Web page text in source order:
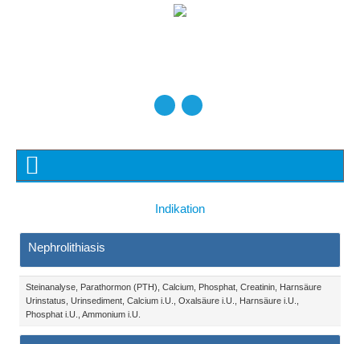
Indikation
Nephrolithiasis
Steinanalyse, Parathormon (PTH), Calcium, Phosphat, Creatinin, Harnsäure
Urinstatus, Urinsediment, Calcium i.U., Oxalsäure i.U., Harnsäure i.U.,
Phosphat i.U., Ammonium i.U.